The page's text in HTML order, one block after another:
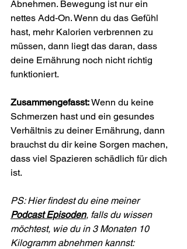
Abnehmen. Bewegung ist nur ein
nettes Add-On. Wenn du das Gefühl
hast, mehr Kalorien verbrennen zu
müssen, dann liegt das daran, dass
deine Ernährung noch nicht richtig
funktioniert.
Zusammengefasst: Wenn du keine
Schmerzen hast und ein gesundes
Verhältnis zu deiner Ernährung, dann
brauchst du dir keine Sorgen machen,
dass viel Spazieren schädlich für dich
ist.
PS: Hier findest du eine meiner
Podcast Episoden, falls du wissen
möchtest, wie du in 3 Monaten 10
Kilogramm abnehmen kannst: